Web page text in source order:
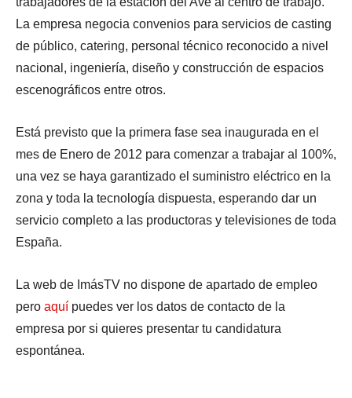
La empresa negocia convenios para servicios de casting
de público, catering, personal técnico reconocido a nivel
nacional, ingeniería, diseño y construcción de espacios
escenográficos entre otros.
Está previsto que la primera fase sea inaugurada en el
mes de Enero de 2012 para comenzar a trabajar al 100%,
una vez se haya garantizado el suministro eléctrico en la
zona y toda la tecnología dispuesta, esperando dar un
servicio completo a las productoras y televisiones de toda
España.
La web de ImásTV no dispone de apartado de empleo
pero aquí puedes ver los datos de contacto de la
empresa por si quieres presentar tu candidatura
espontánea.